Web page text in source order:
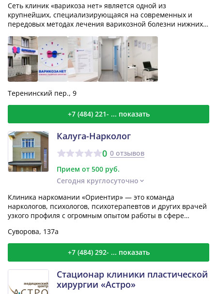
Сеть клиник «варикоза нет» является одной из
крупнейших, специализирующаяся на современных и
передовых методах лечения варикозной болезни нижних
Теренинский пер., 9
+7 (484) 221- ... показать
Калуга-Нарколог
0 0 отзывов
Прием от 500 руб.
Сегодня круглосуточно
Клиника наркомании «Ориентир» — это команда
наркологов, психологов, психотерапевтов и других врачей
узкого профиля с огромным опытом работы в сфере
Суворова, 137а
+7 (484) 292- ... показать
Стационар клиники пластической
хирургии «Астро»